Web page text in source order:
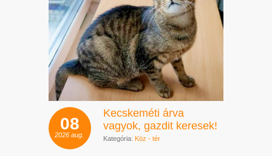
08
2026 aug.
Kecskeméti árva
vagyok, gazdit keresek!
Kategória: Köz - tér